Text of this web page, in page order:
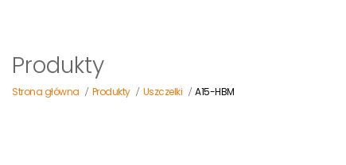
Produkty
Strona główna / Produkty / Uszczelki / A15-HBM